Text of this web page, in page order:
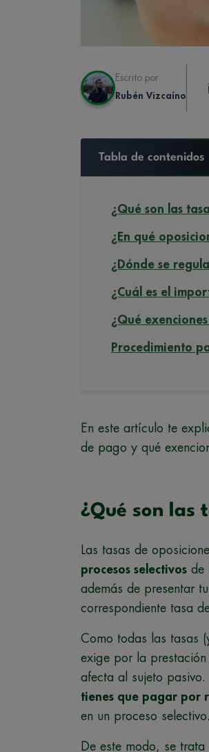
Escrito por
Rubén Vizcaíno
Tabla de contenidos
¿Qué son las
¿En qué
¿Dónde se
¿Cuál es el
¿Qué
Procedimiento
En este artículo te
de pago y qué
¿Qué son las
Las tasas de
procesos selectivos de
además de presentar
correspondiente tasa
Como todas las tasas
exige por la
afecta al sujeto
tienes que pagar por
en un proceso selectivo.
De este modo, se